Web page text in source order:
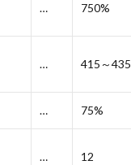
… 750%
… 415～435
… 75%
… 12